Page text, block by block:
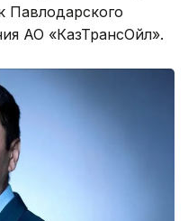
Павлодарского
АО «КазТрансОйл».